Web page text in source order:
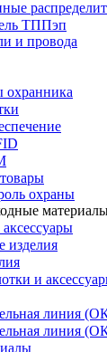
ТППэп
и провода
охранника
охраны
изделия
и
линия
линия